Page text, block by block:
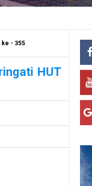
ke - 355
HUT